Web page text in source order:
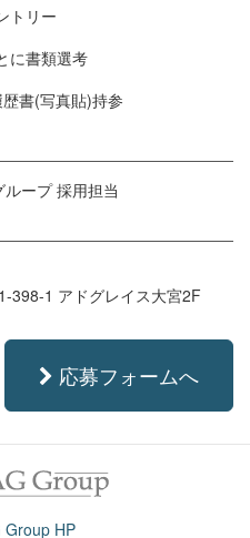
トリー
に書類選考
書(写真貼)持参
ープ 採用担当
398-1 アドグレイス大宮2F
応募フォームへ
Group HP